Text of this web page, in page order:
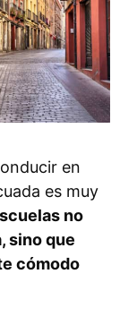
en
es muy
no
sino que
cómodo